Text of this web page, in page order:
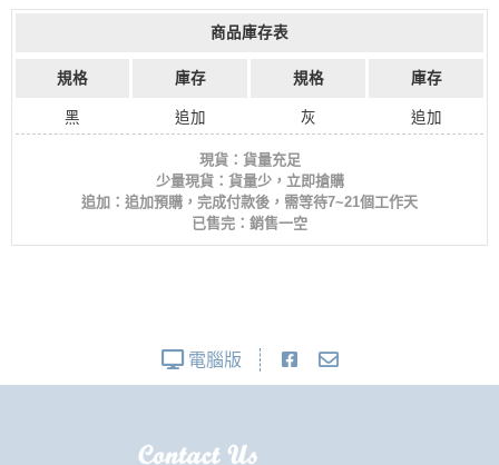
商品庫存表
規格 庫存 規格 庫存
黑 追加 灰 追加
現貨：貨量充足
少量現貨：貨量少，立即搶購
追加：追加預購，完成付款後，需等待7~21個工作天
已售完：銷售一空
電腦版